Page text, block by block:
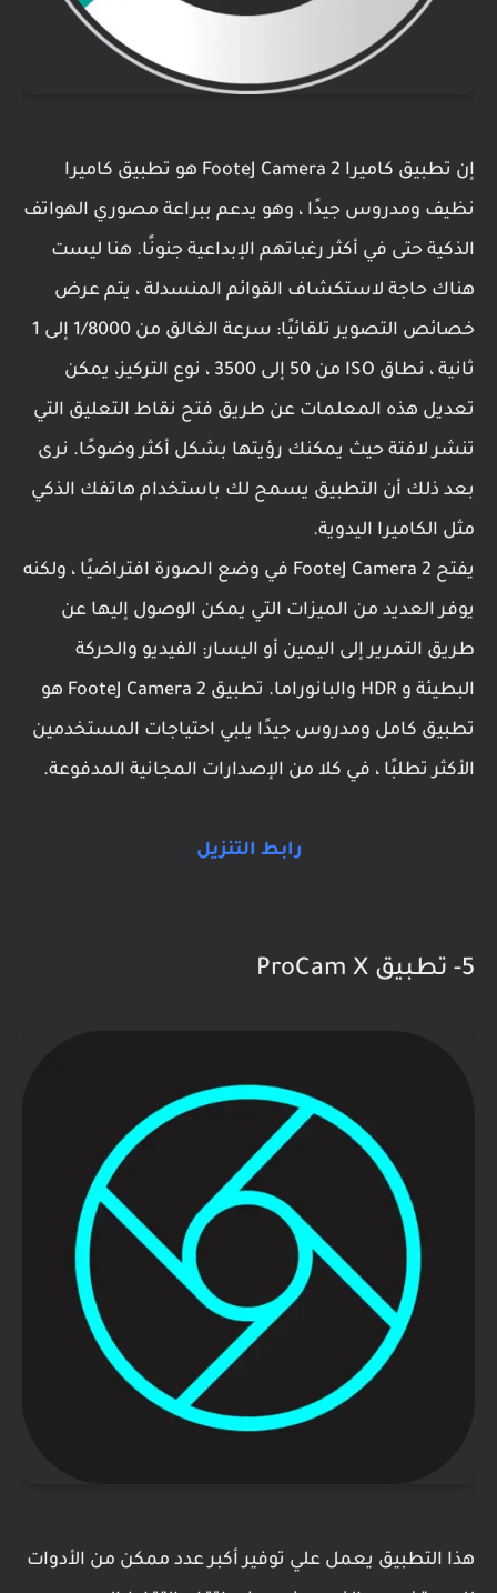
إن تطبيق كاميرا FooteJ Camera 2 هو تطبيق كاميرا
نظيف ومدروس جيدًا ، وهو يدعم ببراعة مصوري الهواتف
الذكية حتى في أكثر رغباتهم الإبداعية جنونًا. هنا ليست
هناك حاجة لاستكشاف القوائم المنسدلة ، يتم عرض
خصائص التصوير تلقائيًا: سرعة الغالق من 1/8000 إلى 1
ثانية ، نطاق ISO من 50 إلى 3500 ، نوع التركيز، يمكن
تعديل هذه المعلمات عن طريق فتح نقاط التعليق التي
تنشر لافتة حيث يمكنك رؤيتها بشكل أكثر وضوحًا. نرى
بعد ذلك أن التطبيق يسمح لك باستخدام هاتفك الذكي
مثل الكاميرا اليدوية.
يفتح FooteJ Camera 2 في وضع الصورة افتراضيًا ، ولكنه
يوفر العديد من الميزات التي يمكن الوصول إليها عن
طريق التمرير إلى اليمين أو اليسار: الفيديو والحركة
البطيئة و HDR والبانوراما. تطبيق FooteJ Camera 2 هو
تطبيق كامل ومدروس جيدًا يلبي احتياجات المستخدمين
الأكثر تطلبًا ، في كلا من الإصدارات المجانية المدفوعة.
رابط التنزيل
5- تطبيق ProCam X
هذا التطبيق يعمل علي توفير أكبر عدد ممكن من الأدوات